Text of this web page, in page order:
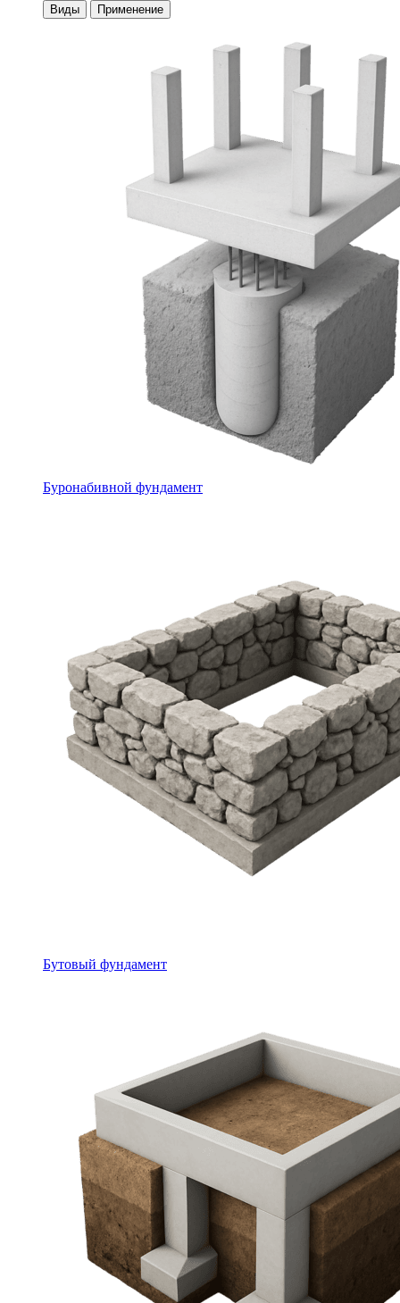
Виды Применение
Буронабивной фундамент
Бутовый фундамент